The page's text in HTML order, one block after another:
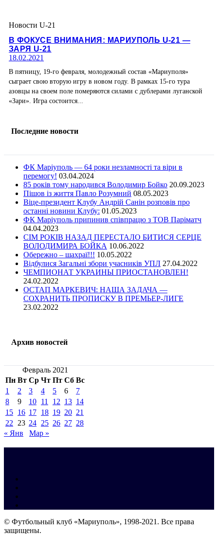
Новости U-21
В ФОКУСЕ ВНИМАНИЯ: МАРИУПОЛЬ U-21 —
ЗАРЯ U-21
18.02.2021
В пятницу, 19-го февраля, молодежный состав «Мариуполя»
сыграет свою вторую игру в новом году. В рамках 15-го тура
азовцы на своем поле померяются силами с дублерами луганской
«Зари». Игра состоится...
Последние новости
ФК Маріуполь — 64 роки незламності та віри в
перемогу! 03.04.2024
85 років тому народився Володимир Бойко 20.09.2023
Пішов із життя Павло Розумний 08.05.2023
Віце-президент Клубу Андрій Санін розповів про
останні новини Клубу: 01.05.2023
ФК Маріуполь припинив співпрацю з ТОВ Паріматч
04.04.2023
СІМ РОКІВ НАЗАД ПЕРЕСТАЛО БИТИСЯ СЕРЦЕ
ВОЛОДИМИРА БОЙКА 10.06.2022
Обережно – шахраї!!! 10.05.2022
Відбулися Загальні збори учасників УПЛ 27.04.2022
ЧЕМПИОНАТ УКРАИНЫ ПРИОСТАНОВЛЕН!
24.02.2022
ОСТАП МАРКЕВИЧ: НАША ЗАДАЧА —
СОХРАНИТЬ ПРОПИСКУ В ПРЕМЬЕР-ЛИГЕ
23.02.2022
Архив новостей
Февраль 2021
Пн Вт Ср Чт Пт Сб Вс
1
2 3 4 5 6
7
8
9 10 11 12 13 14
15 16 17 18 19 20 21
22
23 24 25 26 27 28
« Янв
Мар »
© Футбольный клуб «Мариуполь», 1998-2021. Все права
защищены.